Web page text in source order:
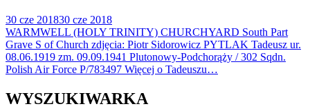
30 cze 201830 cze 2018
WARMWELL (HOLY TRINITY) CHURCHYARD South Part
Grave S of Church zdjęcia: Piotr Sidorowicz PYTLAK Tadeusz ur.
08.06.1919 zm. 09.09.1941 Plutonowy-Podchorąży / 302 Sqdn.
Polish Air Force P/783497 Więcej o Tadeuszu…
WYSZUKIWARKA